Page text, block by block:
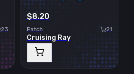
23
$8.20
Patch 21
Cruising Ray